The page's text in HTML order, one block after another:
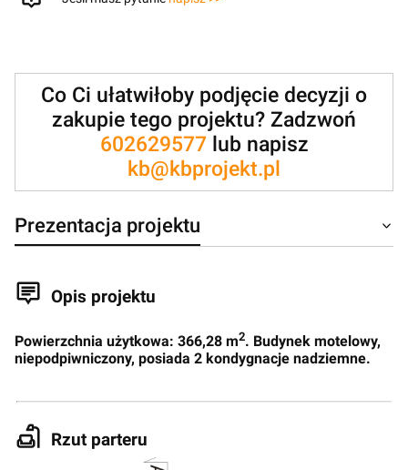
Co Ci ułatwiłoby podjęcie decyzji o
zakupie tego projektu? Zadzwoń
602629577lub napisz
kb@kbprojekt.pl
Prezentacja projektu
Opis projektu
Powierzchnia użytkowa: 366,28 m2. Budynek motelowy,
niepodpiwniczony, posiada 2 kondygnacje nadziemne.
Rzut parteru